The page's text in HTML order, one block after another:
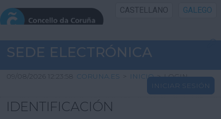
CASTELLANO GALEGO
INICIO SEDE
INICIO
INFORMACIÓN PÚBLICA
SEDE ELECTRÓNICA
09/08/2026 12:23:58 CORUNA.ES > INICIO > LOGIN
INICIAR SESIÓN
IDENTIFICACIÓN